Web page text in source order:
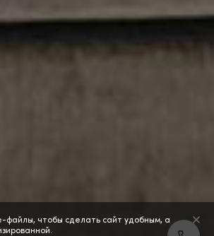
файлы, чтобы сделать сайт удобным, а